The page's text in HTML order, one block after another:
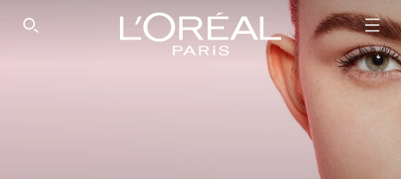
SEARCH THIS SITE